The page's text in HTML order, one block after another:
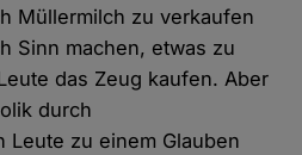
Müllermilch zu verkaufen
Sinn machen, etwas zu
das Zeug kaufen. Aber
durch
Leute zu einem Glauben